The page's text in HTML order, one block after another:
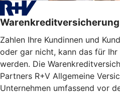
Warenkreditversicherung
Zahlen Ihre Kundinnen und
oder gar nicht, kann das für
werden. Die
Partners R+V Allgemeine
Unternehmen umfassend vor